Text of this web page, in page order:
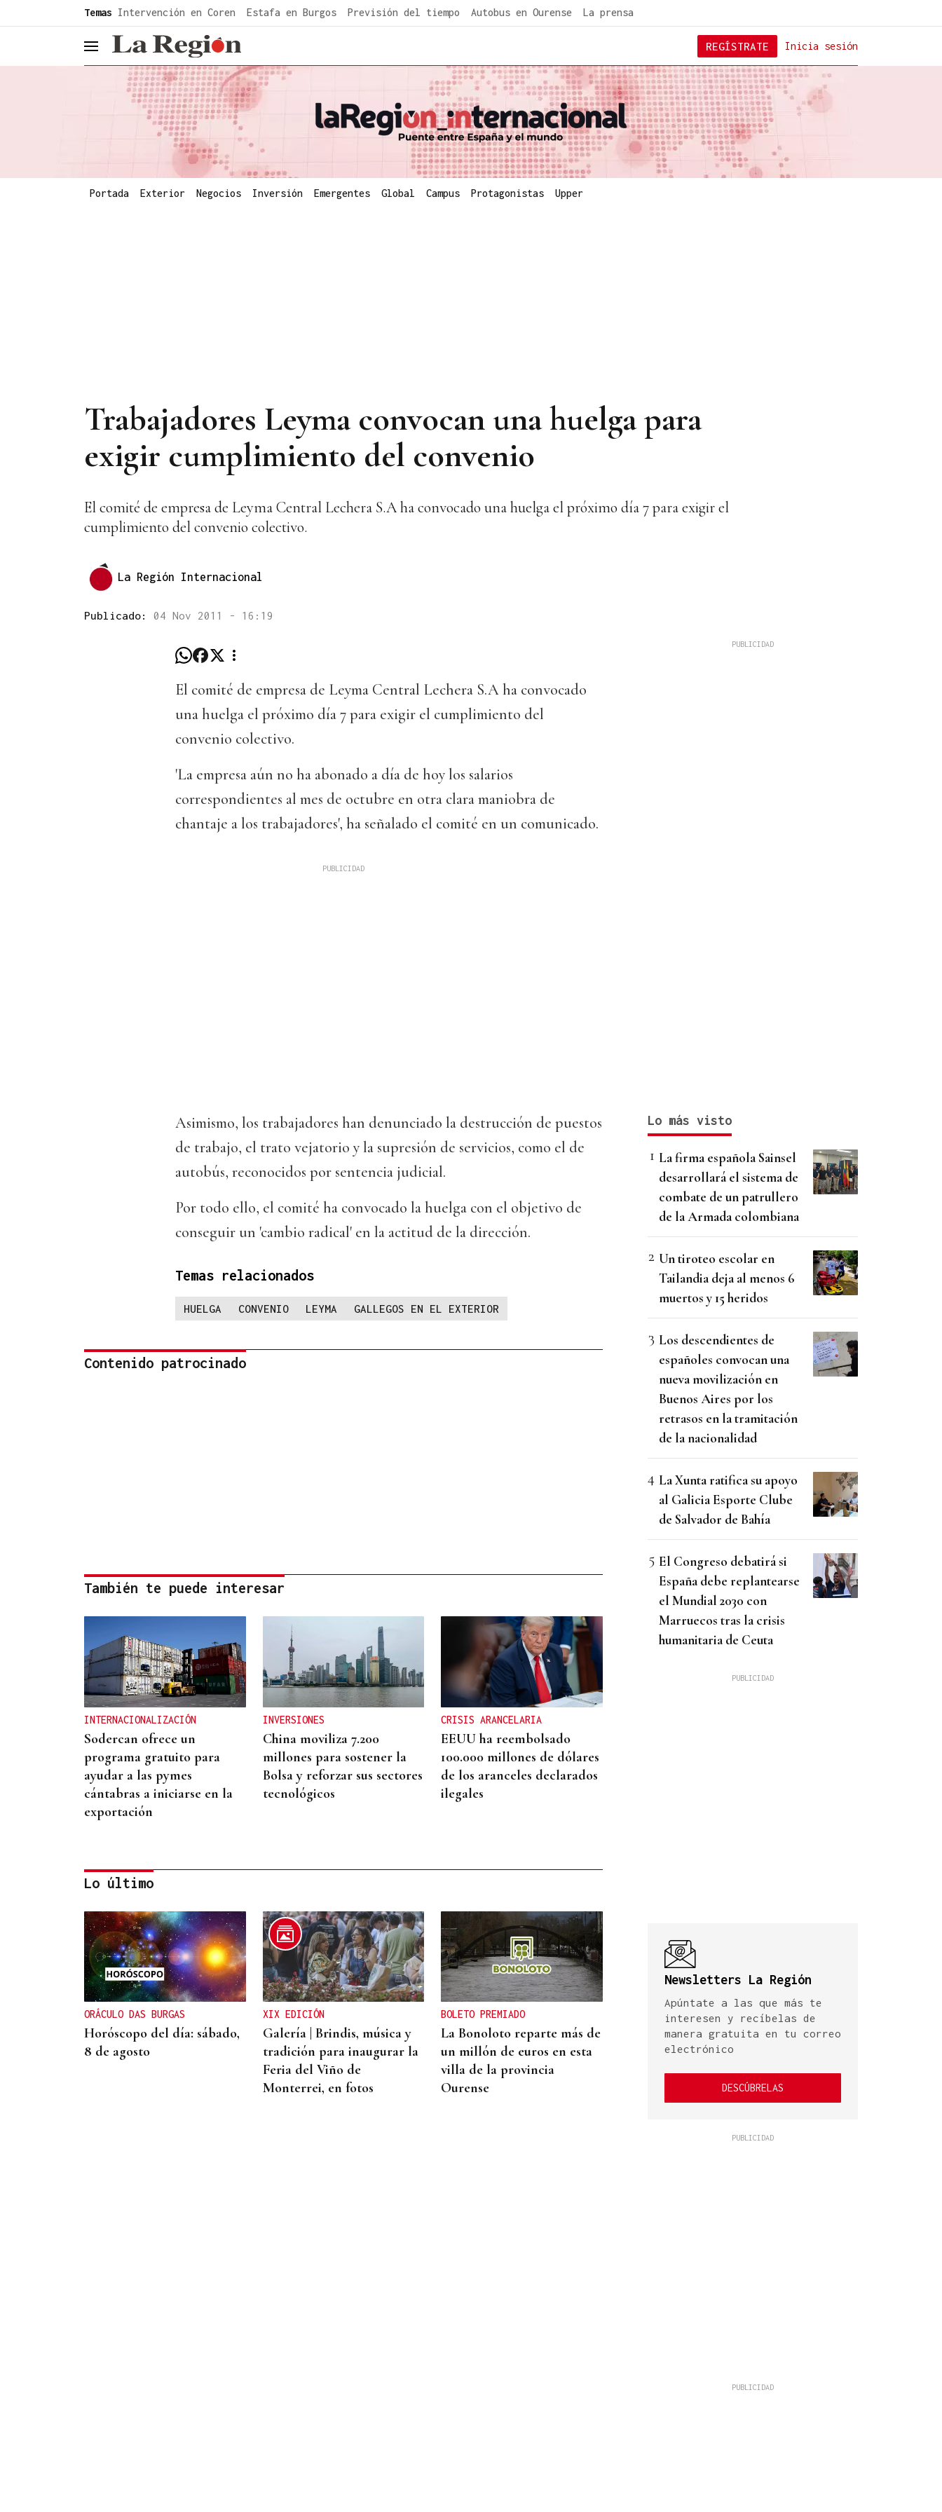
Temas Intervención en Coren Estafa en Burgos Previsión del tiempo Autobus en Ourense La prensa
header.menu.open Inicia sesión
REGÍSTRATE
Portada Exterior Negocios Inversión Emergentes Global Campus Protagonistas Upper
Trabajadores Leyma convocan una huelga para
exigir cumplimiento del convenio
El comité de empresa de Leyma Central Lechera S.A ha convocado una huelga el próximo día 7 para exigir el
cumplimiento del convenio colectivo.
La Región Internacional
Publicado: 04 Nov 2011 - 16:19
El comité de empresa de Leyma Central Lechera S.A ha convocado
una huelga el próximo día 7 para exigir el cumplimiento del
convenio colectivo.
'La empresa aún no ha abonado a día de hoy los salarios
correspondientes al mes de octubre en otra clara maniobra de
chantaje a los trabajadores', ha señalado el comité en un comunicado.
Asimismo, los trabajadores han denunciado la destrucción de puestos
de trabajo, el trato vejatorio y la supresión de servicios, como el de
autobús, reconocidos por sentencia judicial.
Por todo ello, el comité ha convocado la huelga con el objetivo de
conseguir un 'cambio radical' en la actitud de la dirección.
Temas relacionados
HUELGA CONVENIO LEYMA GALLEGOS EN EL EXTERIOR
Contenido patrocinado
También te puede interesar
INTERNACIONALIZACIÓN
Sodercan ofrece un
programa gratuito para
ayudar a las pymes
cántabras a iniciarse en la
exportación
INVERSIONES
China moviliza 7.200
millones para sostener la
Bolsa y reforzar sus sectores
tecnológicos
CRISIS ARANCELARIA
EEUU ha reembolsado
100.000 millones de dólares
de los aranceles declarados
ilegales
HIDROCARBUROS
La OPEP+ sigue ampliando
la oferta de petróleo para
estabilizar el mercado
Lo último
ORÁCULO DAS BURGAS
Horóscopo del día: sábado,
8 de agosto
XIX EDICIÓN
Galería | Brindis, música y
tradición para inaugurar la
Feria del Viño de
Monterrei, en fotos
BOLETO PREMIADO
La Bonoloto reparte más de
un millón de euros en esta
villa de la provincia
Ourense
Lo más visto
La firma española Sainsel
desarrollará el sistema de
combate de un patrullero
de la Armada colombiana
Un tiroteo escolar en
Tailandia deja al menos 6
muertos y 15 heridos
Los descendientes de
españoles convocan una
nueva movilización en
Buenos Aires por los
retrasos en la tramitación
de la nacionalidad
La Xunta ratifica su apoyo
al Galicia Esporte Clube
de Salvador de Bahía
El Congreso debatirá si
España debe replantearse
el Mundial 2030 con
Marruecos tras la crisis
humanitaria de Ceuta
Newsletters La Región
Apúntate a las que más te
interesen y recíbelas de
manera gratuita en tu correo
electrónico
DESCÚBRELAS